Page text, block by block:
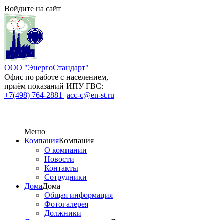
Войдите на сайт
ООО "ЭнергоСтандарт"
Офис по работе с населением,
приём показаний ИПУ ГВС:
+7(498) 764-2881
acc-c@en-st.ru
Меню
КомпанияКомпания
О компании
Новости
Контакты
Сотрудники
ДомаДома
Общая информация
Фотогалерея
Должники